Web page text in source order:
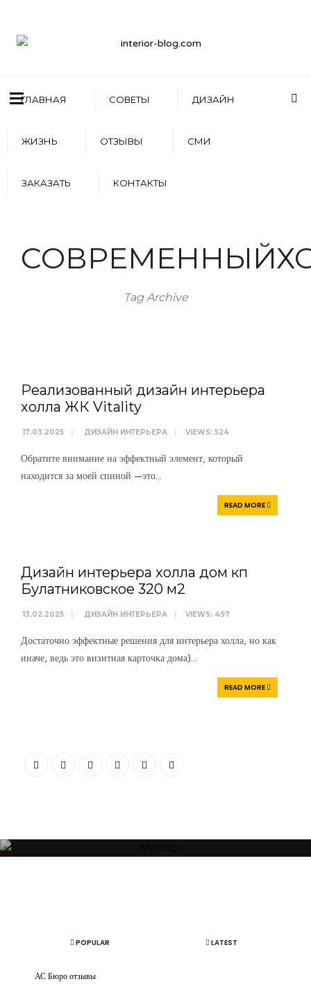
ГЛАВНАЯ СОВЕТЫ ДИЗАЙН
ЖИЗНЬ ОТЗЫВЫ СМИ
ЗАКАЗАТЬ КОНТАКТЫ
Tag Archive
Реализованный дизайн интерьера
холла ЖК Vitality
17.03.2025 | ДИЗАЙН ИНТЕРЬЕРА | VIEWS: 524
Обратите внимание на эффектный элемент, который
находится за моей спиной —это...
READ MORE
Дизайн интерьера холла дом кп
Булатниковское 320 м2
13.02.2025 | ДИЗАЙН ИНТЕРЬЕРА | VIEWS: 497
Достаточно эффектные решения для интерьера холла, но как
иначе, ведь это визитная карточка дома)...
READ MORE
состояние зависят от пространства, которое Вас окружает. Своей
POPULAR LATEST
АС Бюро отзывы